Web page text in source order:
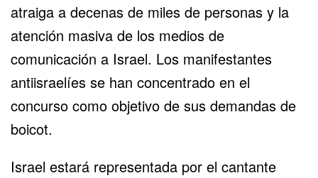
atraiga a decenas de miles de personas y la
atención masiva de los medios de
comunicación a Israel. Los manifestantes
antiisraelíes se han concentrado en el
concurso como objetivo de sus demandas de
boicot.
Israel estará representada por el cantante